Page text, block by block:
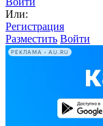
Или:
Регистрация
Разместить Войти
РЕКЛАМА • AU.RU